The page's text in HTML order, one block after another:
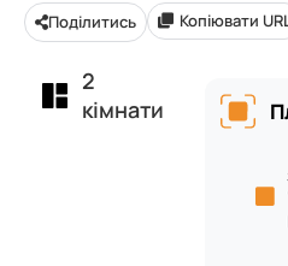
Поділитись Копіювати
2
кімнати